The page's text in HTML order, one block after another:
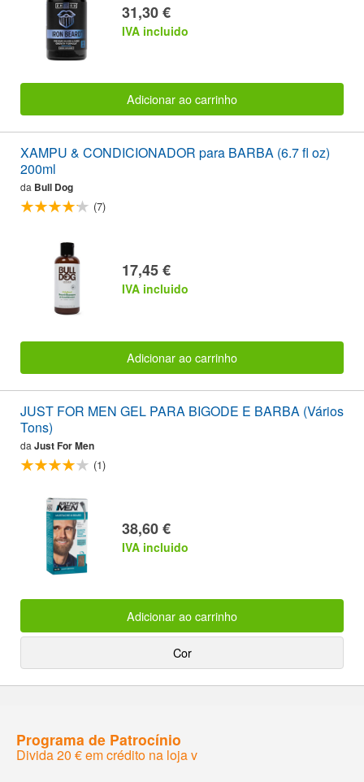
31,30 €
IVA incluido
Adicionar ao carrinho
XAMPU & CONDICIONADOR para BARBA (6.7 fl oz)
200ml
da Bull Dog
(7)
17,45 €
IVA incluido
Adicionar ao carrinho
JUST FOR MEN GEL PARA BIGODE E BARBA (Vários
Tons)
da Just For Men
(1)
38,60 €
IVA incluido
Adicionar ao carrinho
Cor
Programa de Patrocínio
Divida 20 € em crédito na loja v